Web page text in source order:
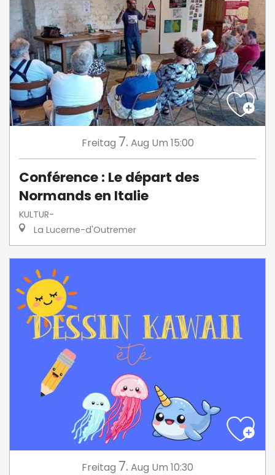
Freitag 7. Aug Um 15:00
Conférence : Le départ des
Normands en Italie
KULTUR-
La Lucerne-d'Outremer
Freitag 7. Aug Um 10:30